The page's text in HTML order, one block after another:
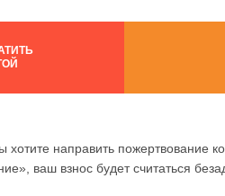
направить пожертвование
ваш взнос будет считаться